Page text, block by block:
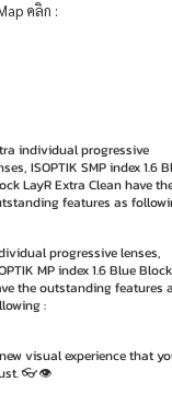
คลิก :
individual progressive
ISOPTIK SMP index 1.6
LayR Extra Clean have the
features as
progressive lenses,
MP index 1.6 Blue Block
the outstanding features as
:
visual experience that you
👓👁️